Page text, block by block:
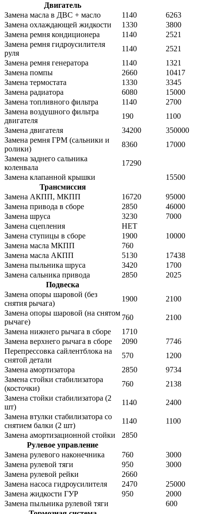
Двигатель
Замена масла в ДВС + масло
1140
6263
Замена охлаждающей жидкости
1330
3800
Замена ремня кондиционера
1140
2521
Замена ремня гидроусилителя
руля
1140
2521
Замена ремня генератора
1140
1321
Замена помпы
2660
10417
Замена термостата
1330
3345
Замена радиатора
6080
15000
Замена топливного фильтра
1140
2700
Замена воздушного фильтра
двигателя
190
1100
Замена двигателя
34200
350000
Замена ремня ГРМ (сальники и
ролики)
8360
17000
Замена заднего сальника
коленвала
17290
Замена клапанной крышки
15500
Трансмиссия
Замена АКПП, МКПП
16720
95000
Замена привода в сборе
2850
46000
Замена шруса
3230
7000
Замена сцепления
НЕТ
Замена ступицы в сборе
1900
10000
Замена масла МКПП
760
Замена масла АКПП
5130
17438
Замена пыльника шруса
3420
1700
Замена сальника привода
2850
2025
Подвеска
Замена опоры шаровой (без
снятия рычага)
1900
2100
Замена опоры шаровой (на снятом
рычаге)
760
2100
Замена нижнего рычага в сборе
1710
Замена верхнего рычага в сборе
2090
7746
Перепрессовка сайлентблока на
снятой детали
570
1200
Замена амортизатора
2850
9734
Замена стойки стабилизатора
(косточки)
760
2138
Замена стойки стабилизатора (2
шт)
1140
2400
Замена втулки стабилизатора со
снятием балки (2 шт)
1140
1100
Замена амортизационной стойки
2850
Рулевое управление
Замена рулевого наконечника
760
3000
Замена рулевой тяги
950
3000
Замена рулевой рейки
2660
Замена насоса гидроусилителя
2470
25000
Замена жидкости ГУР
950
2000
Замена пыльника рулевой тяги
600